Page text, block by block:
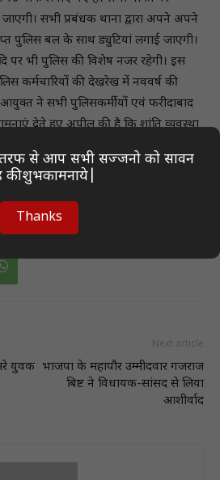
सभी प्रबंधक थाना द्वारा अपने अपने
पुलिस बल के साथ ड्युटियां लगाई जाएगी।
पर भी पुलिस की विशेष नजर रहेगी। इस
कर्मचारियों की देखरेख में नववर्ष की
ने सभी पुलिसकर्मीयों एवं फरीदाबाद
देते हुए अपील की है कि शांति व्यवस्था
युवक
Next article
भाजपा के महापौर उम्मीदवार गजराज
बिष्ट ने विधायक-सांसद से लिया
आशीर्वाद
से आप सभी सज्जनो को सावन
की शुभकामनाये|
Thanks